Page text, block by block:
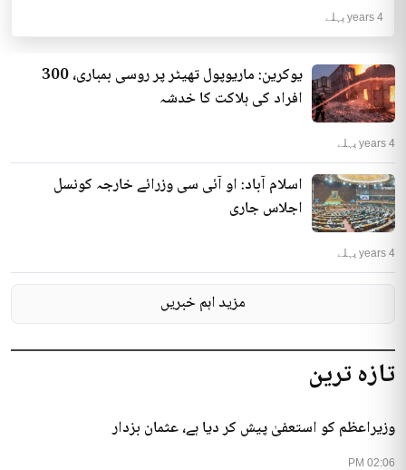
تازہ ترین
02:06 PM
وزیراعظم کو استعفیٰ پیش کر دیا ہے، عثمان بزدار
4 years پہلے
یوکرین: ماریوپول تھیٹر پر روسی بمباری، 300
افراد کی ہلاکت کا خدشہ
4 years پہلے
اسلام آباد: او آئی سی وزرائے خارجہ کونسل
اجلاس جاری
4 years پہلے
مزید اہم خبریں